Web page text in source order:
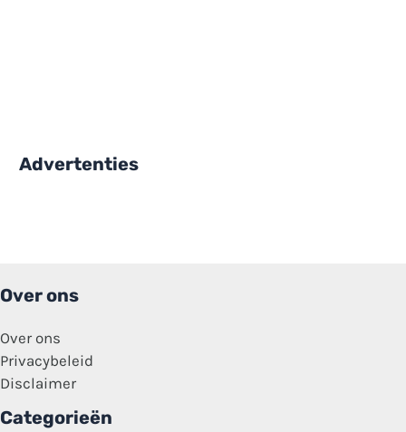
Advertenties
Over ons
Over ons
Privacybeleid
Disclaimer
Categorieën